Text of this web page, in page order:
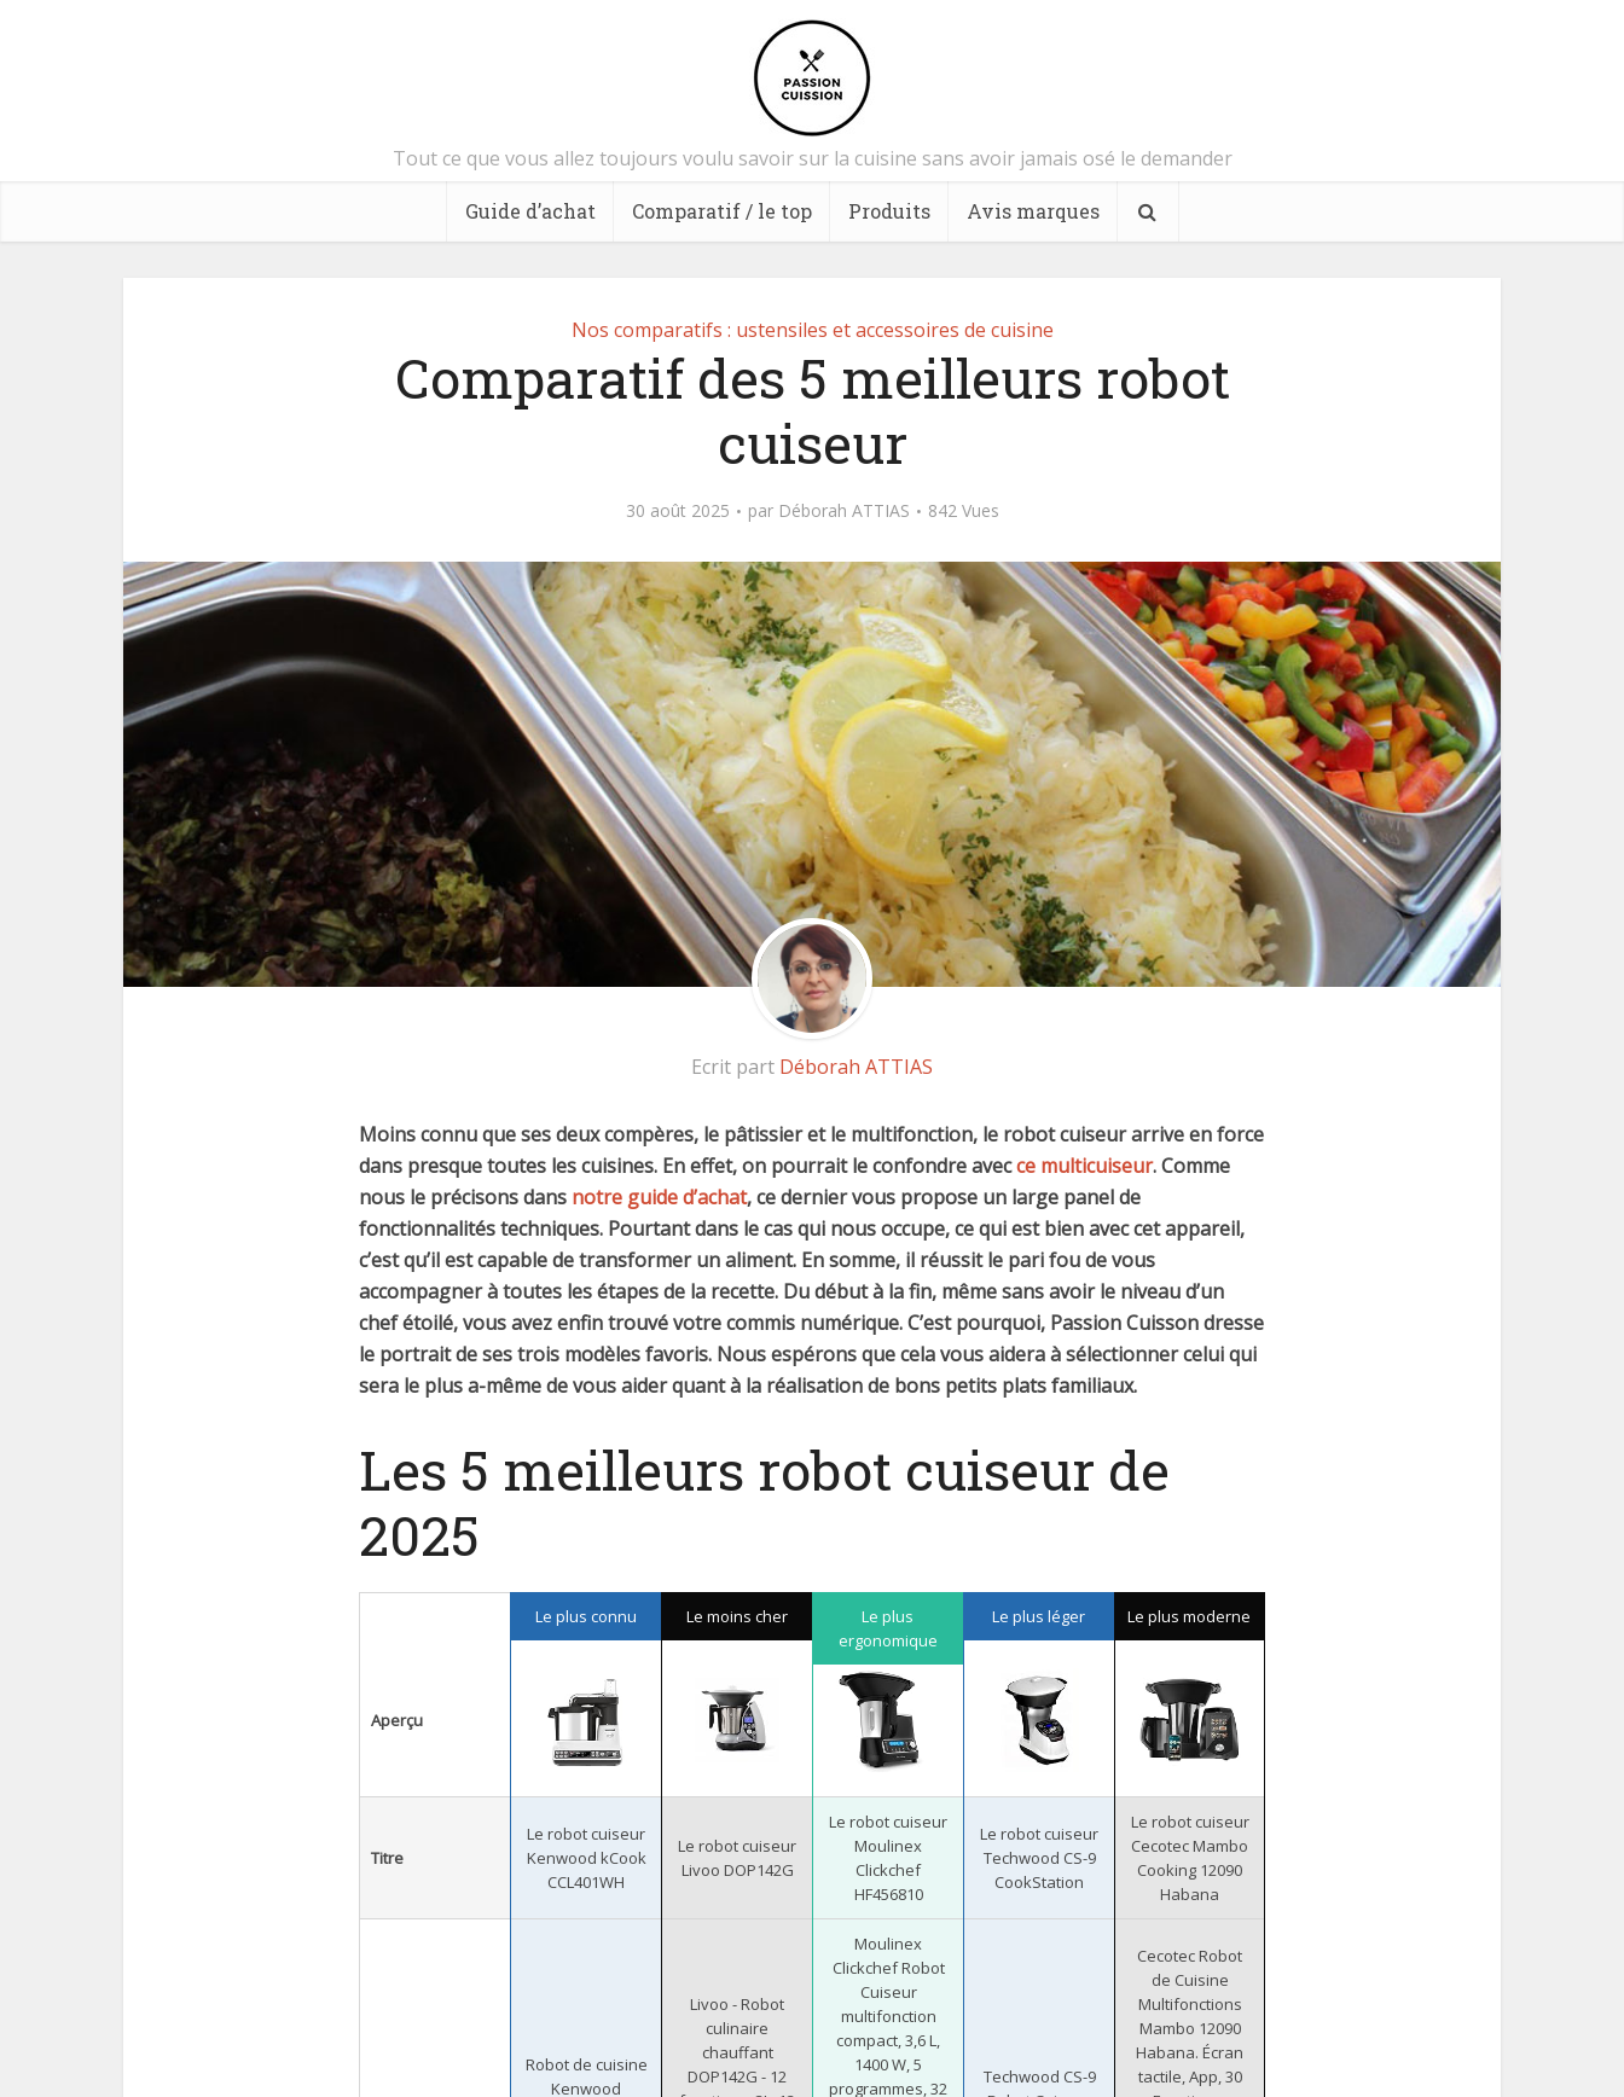
Tout ce que vous allez toujours voulu savoir sur la cuisine sans avoir jamais osé le demander
Guide d’achat Comparatif / le top Produits Avis marques
Nos comparatifs : ustensiles et accessoires de cuisine
Comparatif des 5 meilleurs robot
cuiseur
30 août 2025 par Déborah ATTIAS 842 Vues
Ecrit part Déborah ATTIAS
Moins connu que ses deux compères, le pâtissier et le multifonction, le robot cuiseur arrive en force
dans presque toutes les cuisines. En effet, on pourrait le confondre avecce multicuiseur. Comme
nous le précisons dans notre guide d’achat, ce dernier vous propose un large panel de
fonctionnalités techniques. Pourtant dans le cas qui nous occupe, ce qui est bien avec cet appareil,
c’est qu’il est capable de transformer un aliment. En somme, il réussit le pari fou de vous
accompagner à toutes les étapes de la recette. Du début à la fin, même sans avoir le niveau d’un
chef étoilé, vous avez enfin trouvé votre commis numérique. C’est pourquoi, Passion Cuisson dresse
le portrait de ses trois modèles favoris. Nous espérons que cela vous aidera à sélectionner celui qui
sera le plus a-même de vous aider quant à la réalisation de bons petits plats familiaux.
Les 5 meilleurs robot cuiseur de
2025
Aperçu
Le plus connu Le moins cher
Le plus
ergonomique
Le plus léger Le plus moderne
Titre
Le robot cuiseur
Kenwood kCook
CCL401WH
Le robot cuiseur
Livoo DOP142G
Le robot cuiseur
Moulinex
Clickchef
HF456810
Le robot cuiseur
Techwood CS-9
CookStation
Le robot cuiseur
Cecotec Mambo
Cooking 12090
Habana
Robot de cuisine
Kenwood
Livoo - Robot
culinaire
chauffant
DOP142G - 12
Moulinex
Clickchef Robot
Cuiseur
multifonction
compact, 3,6 L,
1400 W, 5
programmes, 32
Techwood CS-9
Cecotec Robot
de Cuisine
Multifonctions
Mambo 12090
Habana. Écran
tactile, App, 30